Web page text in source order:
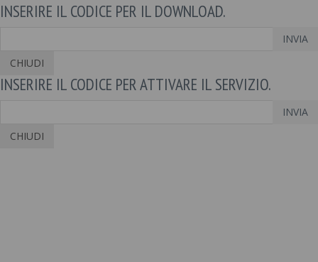
INSERIRE IL CODICE PER IL DOWNLOAD.
INVIA
CHIUDI
INSERIRE IL CODICE PER ATTIVARE IL SERVIZIO.
INVIA
CHIUDI